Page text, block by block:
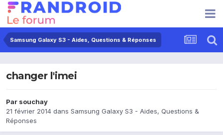
Samsung Galaxy S3 - Aides, Questions & Réponses
changer l'imei
Par souchay
21 février 2014 dans Samsung Galaxy S3 - Aides, Questions &
Réponses